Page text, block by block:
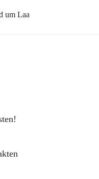
um Laa
2026